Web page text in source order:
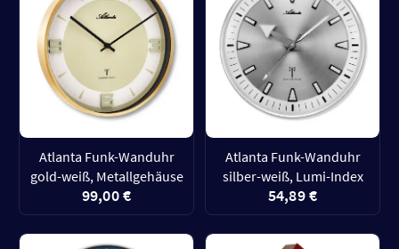
Atlanta Funk-Wanduhr
gold-weiß, Metallgehäuse
99,00 €
Atlanta Funk-Wanduhr
silber-weiß, Lumi-Index
54,89 €